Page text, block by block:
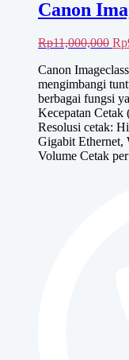
Canon
Rp11,000,000 Rp
Canon
mengimbangi
berbagai fungsi
Kecepatan
Resolusi cetak:
Gigabit Ethernet,
Volume Cetak